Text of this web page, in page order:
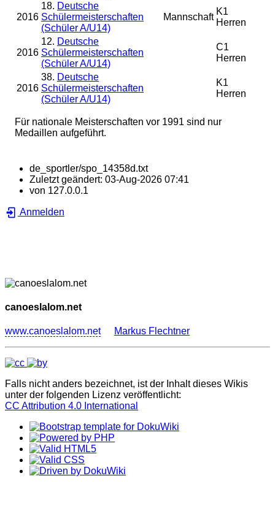
2016
18. Deutsche
Schülermeisterschaften
(Schüler A/U14)
Mannschaft
K1
Herren
2016
12. Deutsche
Schülermeisterschaften
(Schüler A/U14)
C1
Herren
2016
38. Deutsche
Schülermeisterschaften
(Schüler A/U14)
K1
Herren
Für nationale Meisterschaften vor 1991 sind nur
Medaillen aufgeführt.
de_sportler/spo_14358d.txt
Zuletzt geändert: 03-Aug-2026 07:41
von 127.0.0.1
Anmelden
canoeslalom.net
www.canoeslalom.net Markus Flechtner
Falls nicht anders bezeichnet, ist der Inhalt dieses Wikis
unter der folgenden Lizenz veröffentlicht:
CC Attribution 4.0 International